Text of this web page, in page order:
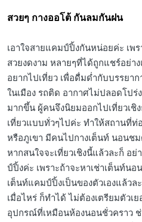
สวยๆ กางออโต้ กันลมกันฝน
เอาใจสายแคมป์ปิ้งกันหน่อยค่ะ เพ
สวยงดงาม หลายๆที่ได้ถูกแชร์อย่า
อยากไปเที่ยว เพื่อดื่มด่ำกับบรรยา
ในเมือง รถติด อากาศไม่ปลอดโปร่
มากขึ้น ผู้คนจึงนิยมออกไปเที่ยวเชิ
เที่ยวแบบทั่วๆไปค่ะ ทำให้สถานที่ท่
หรือภูเขา มีคนไปกางเต็นท์ นอนช
หากสนใจจะเที่ยวเชิงนี้แล้วละก็ อ
ป์ปิ้งค่ะ เพราะถ้าจะหาเช่าเต็นท์นอ
เต็นท์แคมป์ปิ้งเป็นของตัวเองแล้วล
เมื่อไหร่ ก็ทำได้ ไม่ต้องเตรียมตัวเ
อุปกรณ์ที่เหมือนห้องนอนชั่วคราว